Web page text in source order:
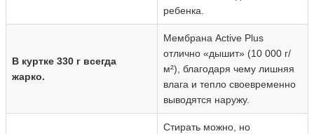
ребенка.
В куртке 330 г всегда
жарко.
Мембрана Active Plus
отлично «дышит» (10 000 г/
м²), благодаря чему лишняя
влага и тепло своевременно
выводятся наружу.
Стирать можно, но